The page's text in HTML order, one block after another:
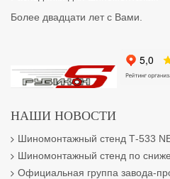
Более двадцати лет с Вами.
НАШИ НОВОСТИ
Шиномонтажный стенд Т-533
Шиномонтажный стенд по
Официальная группа завода-